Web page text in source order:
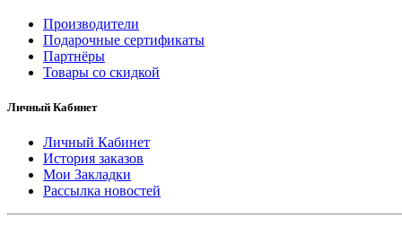
Производители
Подарочные сертификаты
Партнёры
Товары со скидкой
Личный Кабинет
Личный Кабинет
История заказов
Мои Закладки
Рассылка новостей